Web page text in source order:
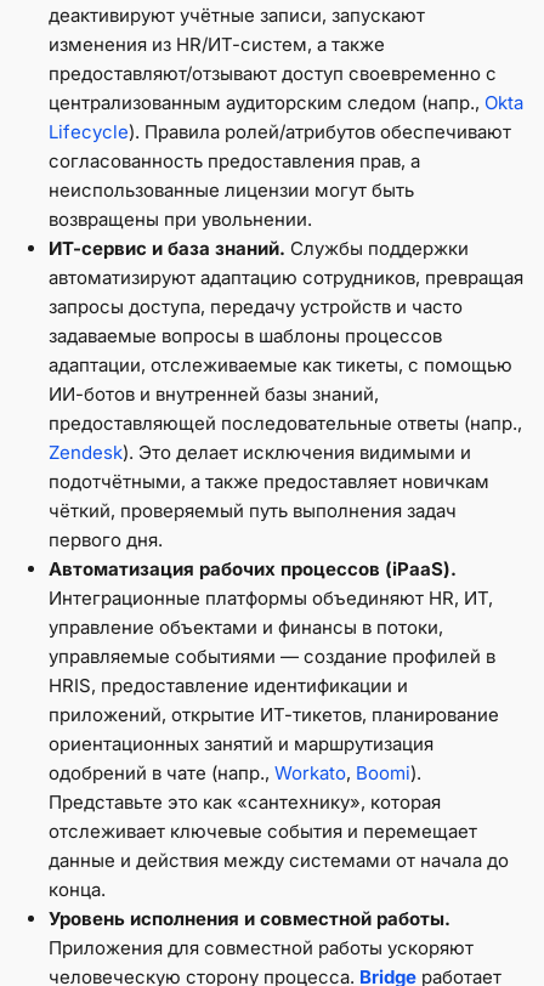
деактивируют учётные записи, запускают
изменения из HR/ИТ-систем, а также
предоставляют/отзывают доступ своевременно с
централизованным аудиторским следом (напр., Okta
Lifecycle). Правила ролей/атрибутов обеспечивают
согласованность предоставления прав, а
неиспользованные лицензии могут быть
возвращены при увольнении.
ИТ-сервис и база знаний. Службы поддержки
автоматизируют адаптацию сотрудников, превращая
запросы доступа, передачу устройств и часто
задаваемые вопросы в шаблоны процессов
адаптации, отслеживаемые как тикеты, с помощью
ИИ-ботов и внутренней базы знаний,
предоставляющей последовательные ответы (напр.,
Zendesk). Это делает исключения видимыми и
подотчётными, а также предоставляет новичкам
чёткий, проверяемый путь выполнения задач
первого дня.
Автоматизация рабочих процессов (iPaaS).
Интеграционные платформы объединяют HR, ИТ,
управление объектами и финансы в потоки,
управляемые событиями — создание профилей в
HRIS, предоставление идентификации и
приложений, открытие ИТ-тикетов, планирование
ориентационных занятий и маршрутизация
одобрений в чате (напр., Workato, Boomi).
Представьте это как «сантехнику», которая
отслеживает ключевые события и перемещает
данные и действия между системами от начала до
конца.
Уровень исполнения и совместной работы.
Приложения для совместной работы ускоряют
человеческую сторону процесса. Bridge работает